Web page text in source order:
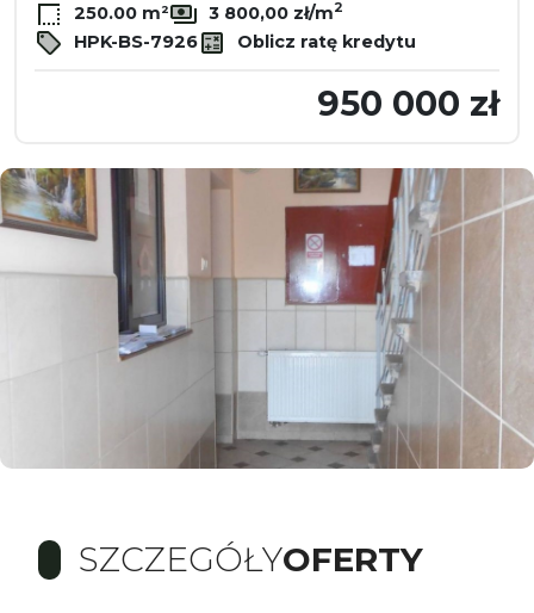
250.00 m² 3 800,00 zł/m2
HPK-BS-7926 Oblicz ratę kredytu
950 000 zł
SZCZEGÓŁYOFERTY